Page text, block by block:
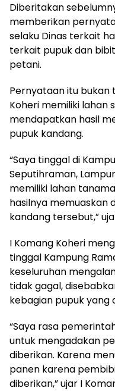
Diberitakan
memberikan
selaku Dinas terkait
terkait pupuk dan
petani.
Pernyataan itu bukan
Koheri memiliki lahan
mendapatkan hasil
pupuk kandang.
“Saya tinggal di
Seputihraman,
memiliki lahan
hasilnya memuaskan
kandang tersebut,”
I Komang Koheri
tinggal Kampung
keseluruhan
tidak gagal,
kebagian pupuk yang
“Saya rasa
untuk mengadakan
diberikan. Karena
panen karena
diberikan,” ujar I